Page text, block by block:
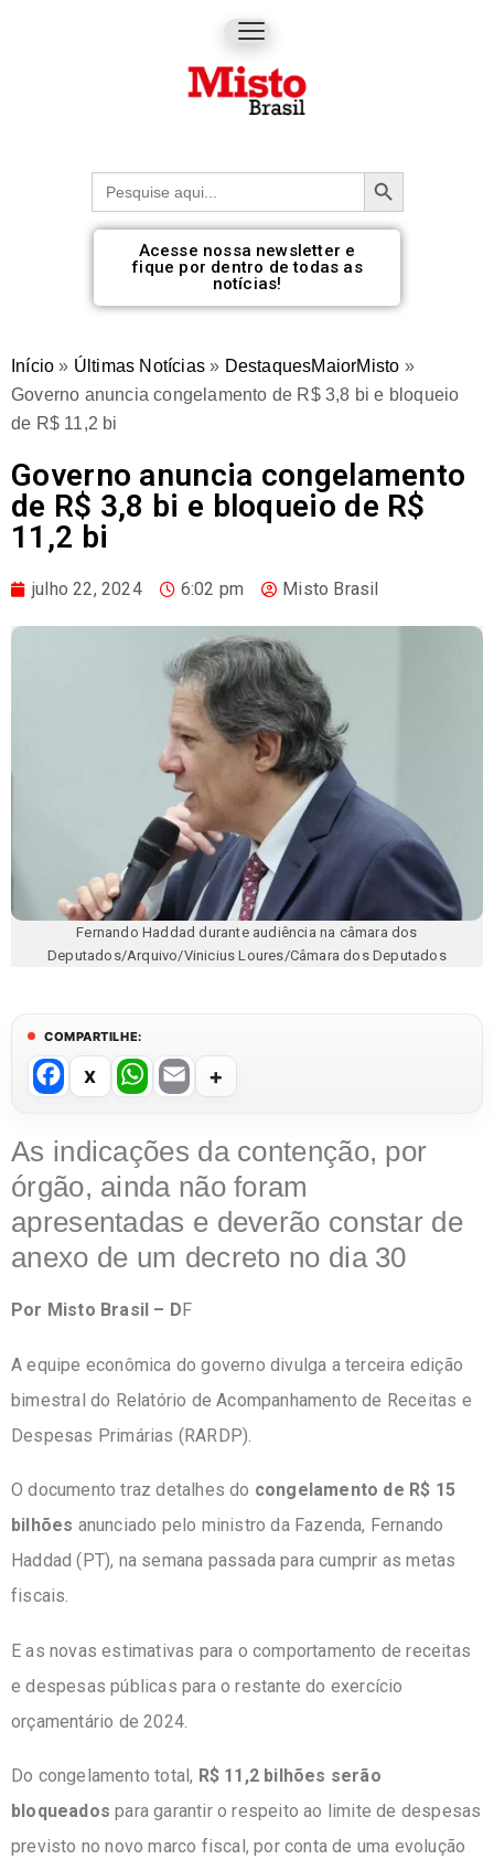
Procurar: Botão de pesquisa
Acesse nossa newsletter e
fique por dentro de todas as
notícias!
Início » Últimas Notícias » DestaquesMaiorMisto »
Governo anuncia congelamento de R$ 3,8 bi e bloqueio
de R$ 11,2 bi
Governo anuncia congelamento
de R$ 3,8 bi e bloqueio de R$
11,2 bi
julho 22, 2024 6:02 pm Misto Brasil
Fernando Haddad durante audiência na câmara dos
Deputados/Arquivo/Vinicius Loures/Câmara dos Deputados
COMPARTILHE:
F
c
e
b
o
k
W
at
s
A
p
E
ail
As indicações da contenção, por
órgão, ainda não foram
apresentadas e deverão constar de
anexo de um decreto no dia 30
Por Misto Brasil – DF
A equipe econômica do governo divulga a terceira edição
bimestral do Relatório de Acompanhamento de Receitas e
Despesas Primárias (RARDP).
O documento traz detalhes do congelamento de R$ 15
bilhões anunciado pelo ministro da Fazenda, Fernando
Haddad (PT), na semana passada para cumprir as metas
fiscais.
E as novas estimativas para o comportamento de receitas
e despesas públicas para o restante do exercício
orçamentário de 2024.
Do congelamento total, R$ 11,2 bilhões serão
bloqueados para garantir o respeito ao limite de despesas
previsto no novo marco fiscal, por conta de uma evolução